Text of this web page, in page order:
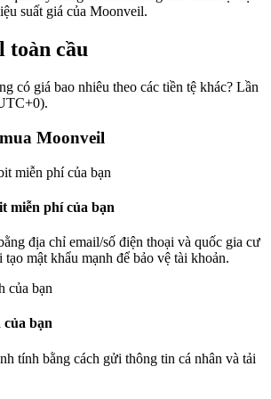
suất giá của Moonveil.
toàn cầu
có giá bao nhiêu theo các tiền tệ khác? Lần
Moonveil
miễn phí của bạn
địa chỉ email/số điện thoại và quốc gia cư
mật khẩu mạnh để bảo vệ tài khoản.
bạn
tính bằng cách gửi thông tin cá nhân và tải